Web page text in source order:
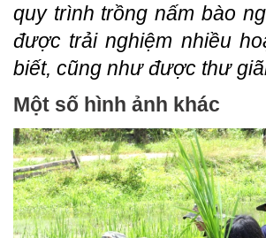
quy trình trồng nấm bào
được trải nghiệm nhiều
biết, cũng như được thư
Một số hình ảnh khác